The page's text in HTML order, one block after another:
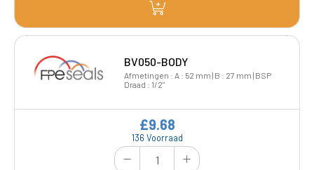
BV050-BODY
Afmetingen : A : 52 mm | B : 27 mm | BSP
Draad : 1/2"
136 Voorraad
£9.68